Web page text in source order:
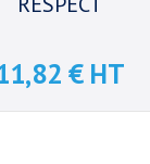
Prix
€ HT